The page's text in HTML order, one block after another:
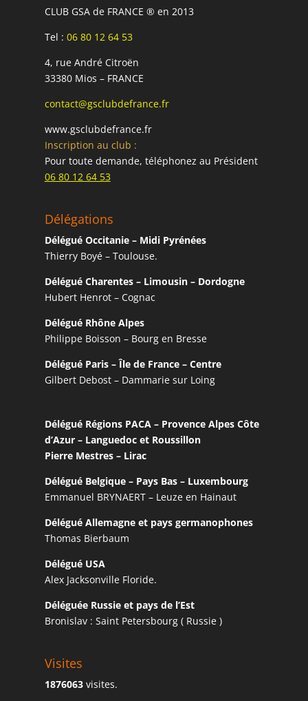
CLUB GSA de FRANCE ® en 2013
Tel : 06 80 12 64 53
4, rue André Citroën
33380 Mios – FRANCE
contact@gsclubdefrance.fr
www.gsclubdefrance.fr
Inscription au club :
Pour toute demande, téléphonez au Président
06 80 12 64 53
Délégations
Délégué Occitanie – Midi Pyrénées
Thierry Boyé – Toulouse.
Délégué Charentes – Limousin – Dordogne
Hubert Henrot – Cognac
Délégué Rhône Alpes
Philippe Boisson – Bourg en Bresse
Délégué Paris – Île de France – Centre
Gilbert Debost – Dammarie sur Loing
Délégué Régions PACA – Provence Alpes Côte
d’Azur – Languedoc et Roussillon
Pierre Mestres – Lirac
Délégué Belgique – Pays Bas – Luxembourg
Emmanuel BRYNAERT – Leuze en Hainaut
Délégué Allemagne et pays germanophones
Thomas Bierbaum
Délégué USA
Alex Jacksonville Floride.
Déléguée Russie et pays de l’Est
Bronislav : Saint Petersbourg ( Russie )
Visites
1876063visites.